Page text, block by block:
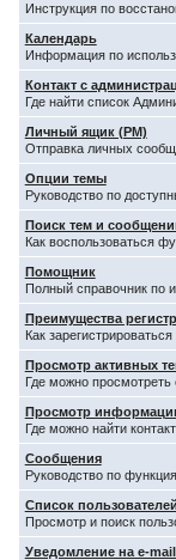
Инструкция по
Календарь
Информация по
Контакт с
Где найти список
Личный ящик (PM)
Отправка личных
Опции темы
Руководство по
Поиск тем и
Как воспользоваться
Помощник
Полный справочник по
Преимущества
Как
Просмотр активных
Где можно
Просмотр
Где можно найти
Сообщения
Руководство по
Список пользователей
Просмотр и поиск
Уведомление на e-